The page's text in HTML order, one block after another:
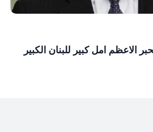
الاعظم امل كبير للبنان الكبير